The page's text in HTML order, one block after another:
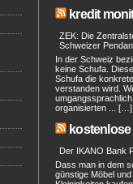
kredit
ZEK: Die
Schweizer
In der Schweiz
keine Schufa.
Schufa die
verstanden wird.
organisierten ... […]
Der IKANO Bank
Dass man in dem
günstige Möbel